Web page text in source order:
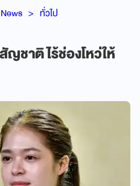
News ทั่วไป
ชาติ ไร้ช่องโหว่ให้